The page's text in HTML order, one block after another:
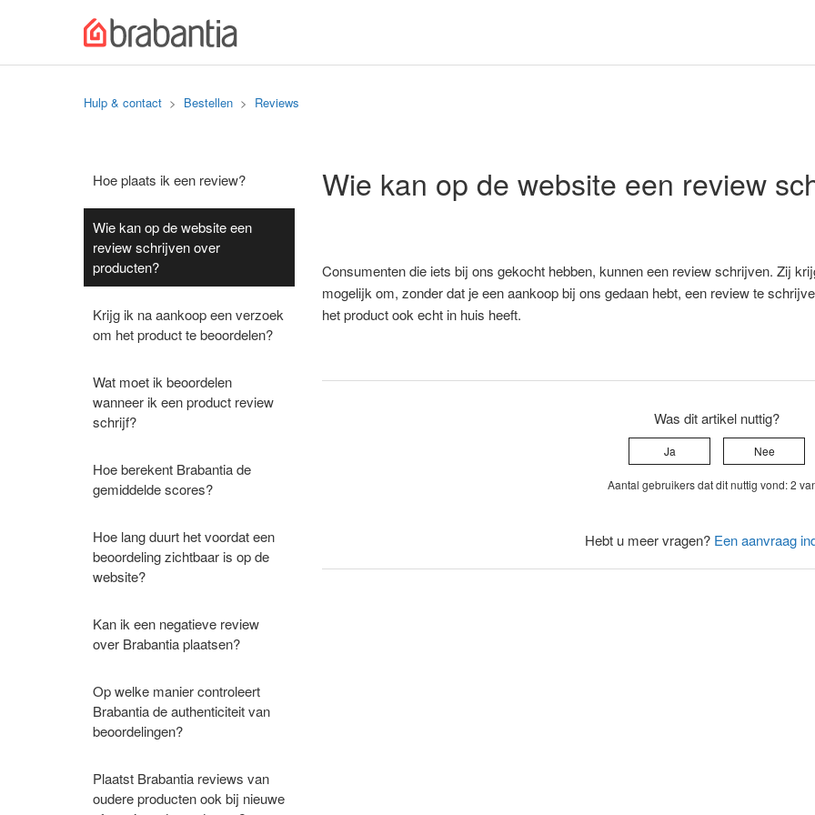
Hulp & contact Bestellen Reviews
Hoe plaats ik een review?
Wie kan op de website een
review schrijven over
producten?
Krijg ik na aankoop een verzoek
om het product te beoordelen?
Wat moet ik beoordelen
wanneer ik een product review
schrijf?
Hoe berekent Brabantia de
gemiddelde scores?
Hoe lang duurt het voordat een
beoordeling zichtbaar is op de
website?
Kan ik een negatieve review
over Brabantia plaatsen?
Op welke manier controleert
Brabantia de authenticiteit van
beoordelingen?
Plaatst Brabantia reviews van
oudere producten ook bij nieuwe
Wie kan op de website een review
Consumenten die iets bij ons gekocht hebben, kunnen een review schrijven. Zij
mogelijk om, zonder dat je een aankoop bij ons gedaan hebt, een review te
het product ook echt in huis heeft.
Was dit artikel nuttig?
Ja Nee
Aantal gebruikers dat dit nuttig vond: 2
Hebt u meer vragen? Een aanvraag